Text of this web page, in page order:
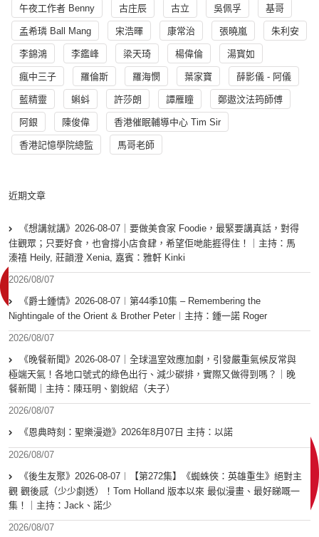
午夜工作者 Benny 古庄辰 古立 吳佩孚 基哥
孟希璘 Ball Mang 宋浩暉 康常治 張曉嵐 朱利安
李錦鴻 李鑑峰 梁天琦 楊偉倫 湯寳如
瘋中三子 羅倫斯 羅海憫 葉家寶 薛影儀 - 阿儀
藍精靈 蝌蚪 許莎朗 譚雁瞳 鄭遨汶法筠師傅
阿銀 陳俊偉 香港催眠輔導中心 Tim Sir
香港記憶學院總監 馬哥老師
近期文章
《想講就講》2026-08-07｜要做美食家 Foodie，最緊要講真話，對得
住觀眾；只要好食，也會撐小店食肆，希望佢哋能捱得住！｜主持：馬
溱禧 Heily, 莊韻澄 Xenia, 嘉賓：雅軒 Kinki
2026/08/07
《爵士鍾情》2026-08-07︱第44季10集 – Remembering the
Nightingale of the Orient & Brother Peter︱主持：鍾一諾 Roger
2026/08/07
《晚餐新聞》2026-08-07｜全球溫室效應加劇，引發嚴重氣候反常與
極端天氣！各地口號式的綠色出行、減少碳排，實際又做得到嗎？｜晚
餐新聞｜主持：陳珏明、劉銳紹（夫子）
2026/08/07
《恩典時刻：聖樂漫遊》2026年8月07日 主持：以諾
2026/08/07
《後生友聚》2026-08-07︱【第272集】《蜘蛛俠：英雄重生》絕對主
觀 觀後感（少少劇透）！Tom Holland 版本以來 最似漫畫、最好睇嘅一
集！｜主持：Jack、諾少
2026/08/07